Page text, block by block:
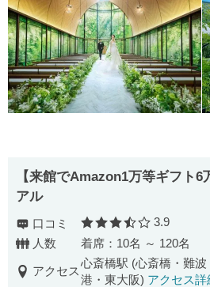
【来館でAmazon1万等ギフト
アル
口コミ 口コミ評価
3.9
人数
着席：10名 ～ 120名
アクセス
心斎橋駅 (心斎橋・難
港・東大阪) アクセス詳